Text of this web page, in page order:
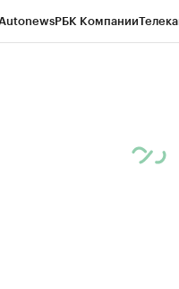
РБК Компании